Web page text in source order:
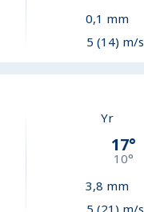
0,1 mm
5 (14) m/s
Yr
17°
10°
3,8 mm
5 (21) m/s